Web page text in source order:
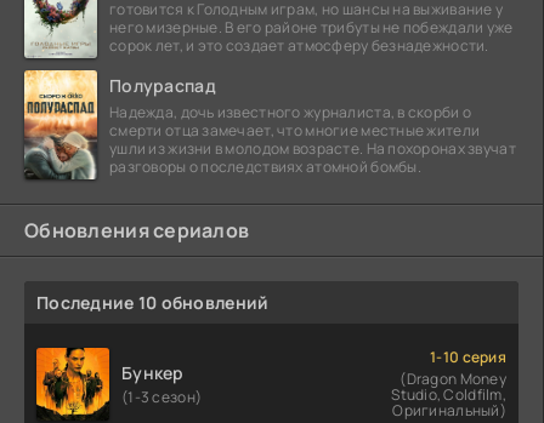
готовится к Голодным играм, но шансы на выживание у
него мизерные. В его районе трибуты не побеждали уже
сорок лет, и это создает атмосферу безнадежности.
Полураспад
Надежда, дочь известного журналиста, в скорби о
смерти отца замечает, что многие местные жители
ушли из жизни в молодом возрасте. На похоронах звучат
разговоры о последствиях атомной бомбы.
Обновления сериалов
Последние 10 обновлений
Бункер
(1-3 сезон)
1-10 серия
(Dragon Money
Studio, Coldfilm,
Оригинальный)